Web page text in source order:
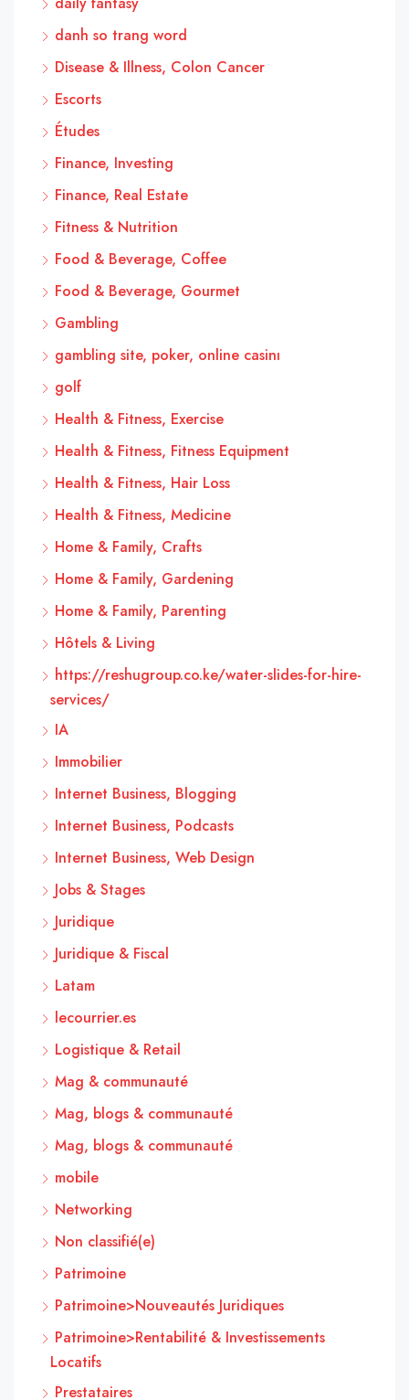
danh so trang word
Disease & Illness, Colon Cancer
Escorts
Études
Finance, Investing
Finance, Real Estate
Fitness & Nutrition
Food & Beverage, Coffee
Food & Beverage, Gourmet
Gambling
gambling site, poker, online casinı
golf
Health & Fitness, Exercise
Health & Fitness, Fitness Equipment
Health & Fitness, Hair Loss
Health & Fitness, Medicine
Home & Family, Crafts
Home & Family, Gardening
Home & Family, Parenting
Hôtels & Living
https://reshugroup.co.ke/water-slides-for-hire-
services/
IA
Immobilier
Internet Business, Blogging
Internet Business, Podcasts
Internet Business, Web Design
Jobs & Stages
Juridique
Juridique & Fiscal
Latam
lecourrier.es
Logistique & Retail
Mag & communauté
Mag, blogs & communauté
Mag, blogs & communauté
mobile
Networking
Non classifié(e)
Patrimoine
Patrimoine>Nouveautés Juridiques
Patrimoine>Rentabilité & Investissements
Locatifs
Prestataires